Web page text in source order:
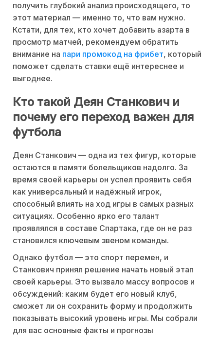
получить глубокий анализ происходящего, то
этот материал — именно то, что вам нужно.
Кстати, для тех, кто хочет добавить азарта в
просмотр матчей, рекомендуем обратить
внимание на пари промокод на фрибет, который
поможет сделать ставки ещё интереснее и
выгоднее.
Кто такой Деян Станкович и
почему его переход важен для
футбола
Деян Станкович — одна из тех фигур, которые
остаются в памяти болельщиков надолго. За
время своей карьеры он успел проявить себя
как универсальный и надёжный игрок,
способный влиять на ход игры в самых разных
ситуациях. Особенно ярко его талант
проявлялся в составе Спартака, где он не раз
становился ключевым звеном команды.
Однако футбол — это спорт перемен, и
Станкович принял решение начать новый этап
своей карьеры. Это вызвало массу вопросов и
обсуждений: каким будет его новый клуб,
сможет ли он сохранить форму и продолжить
показывать высокий уровень игры. Мы собрали
для вас основные факты и прогнозы